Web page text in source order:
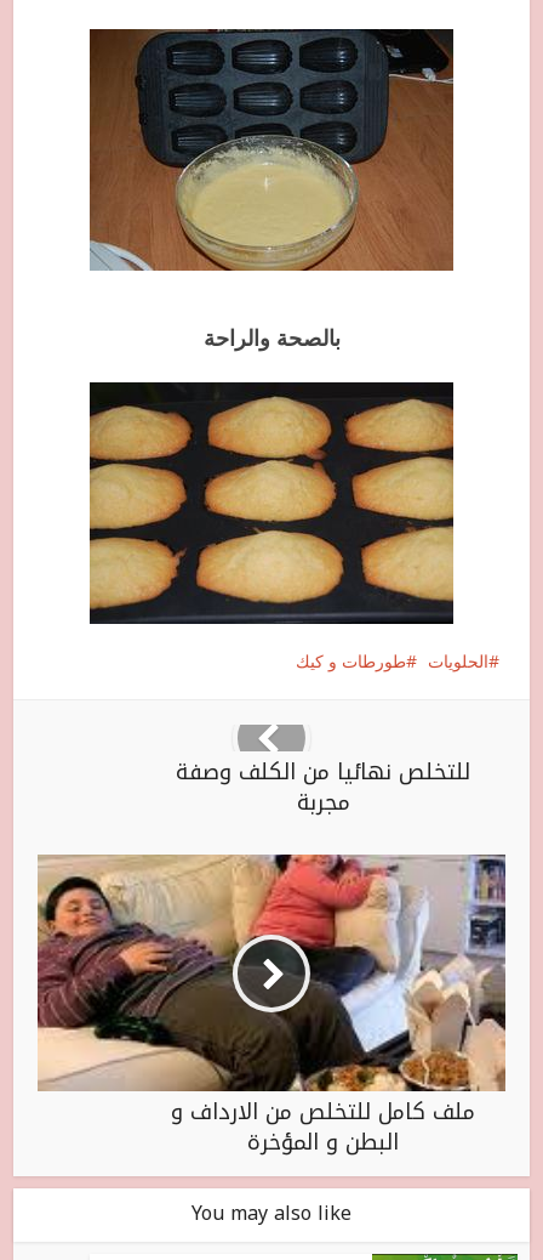
بالصحة والراحة
الحلويات طورطات و كيك
للتخلص نهائيا من الكلف وصفة
مجربة
ملف كامل للتخلص من الارداف و
البطن و المؤخرة
You may also like